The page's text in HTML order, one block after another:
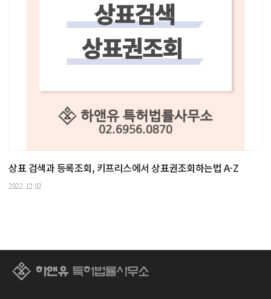
상표 검색과 등록조회, 키프리스에서 상표권조회하는법 A-Z
2022.12.02